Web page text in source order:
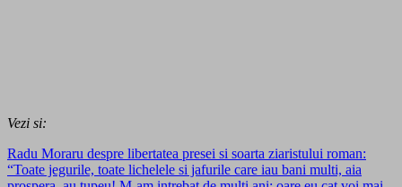
Vezi si:
Radu Moraru despre libertatea presei si soarta ziaristului roman:
“Toate jegurile, toate lichelele si jafurile care iau bani multi, aia